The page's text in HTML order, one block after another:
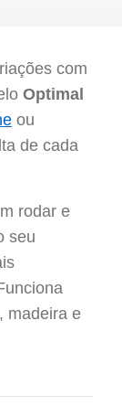
com
Optimal
ou
de cada
rodar e
seu
madeira e